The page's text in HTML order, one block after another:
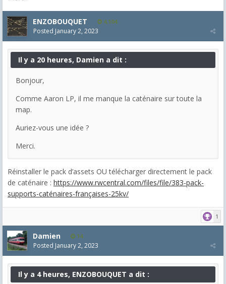
ENZOBOUQUET 4,104
Posted January 2, 2023
Il y a 20 heures, Damien a dit :
Bonjour,
Comme Aaron LP, il me manque la caténaire sur toute la
map.
Auriez-vous une idée ?
Merci.
Réinstaller le pack d’assets OU télécharger directement le pack
de caténaire : https://www.rwcentral.com/files/file/383-pack-
supports-caténaires-françaises-25kv/
1
Damien 14
Posted January 2, 2023
Il y a 4 heures, ENZOBOUQUET a dit :